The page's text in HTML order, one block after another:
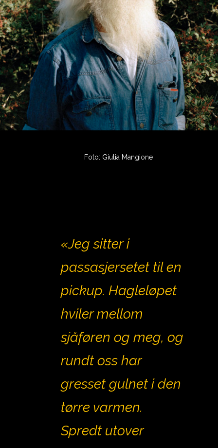
Foto: Giulia Mangione
«Jeg sitter i
passasjersetet til en
pickup. Hagleløpet
hviler mellom
sjåføren og meg, og
rundt oss har
gresset gulnet i den
tørre varmen.
Spredt utover